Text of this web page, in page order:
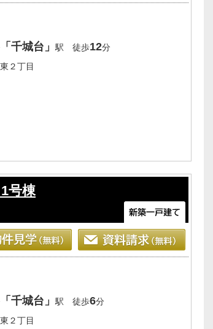
「千城台」駅 徒歩12分
２丁目
号棟
「千城台」駅 徒歩6分
２丁目